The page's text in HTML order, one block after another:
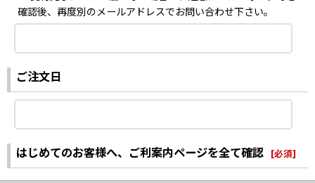
確認後、再度別のメールアドレスでお問い合わせ下さい。
ご注文日
はじめてのお客様へ、ご利案内ページを全て確認 [必須]